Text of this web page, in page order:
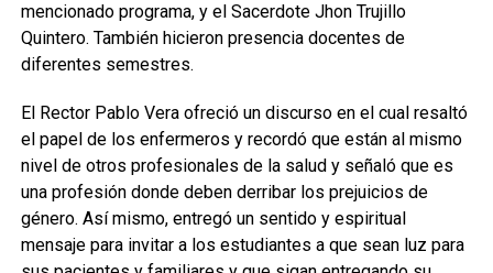
mencionado programa, y el Sacerdote Jhon Trujillo
Quintero. También hicieron presencia docentes de
diferentes semestres.
El Rector Pablo Vera ofreció un discurso en el cual resaltó
el papel de los enfermeros y recordó que están al mismo
nivel de otros profesionales de la salud y señaló que es
una profesión donde deben derribar los prejuicios de
género. Así mismo, entregó un sentido y espiritual
mensaje para invitar a los estudiantes a que sean luz para